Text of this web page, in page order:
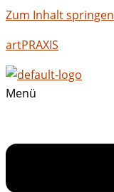
Zum Inhalt springen
artPRAXIS
Menü